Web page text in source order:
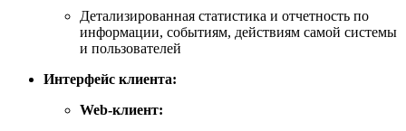
Детализированная статистика и отчетность по
информации, событиям, действиям самой системы
и пользователей
Интерфейс клиента:
Web-клиент: